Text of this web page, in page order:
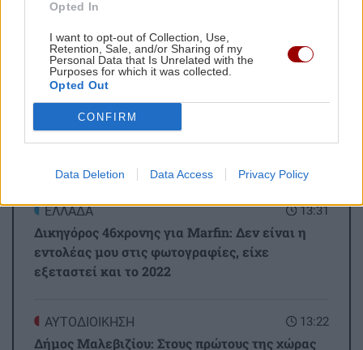
Opted In
I want to opt-out of Collection, Use,
Retention, Sale, and/or Sharing of my
Personal Data that Is Unrelated with the
Purposes for which it was collected.
Opted Out
CONFIRM
Data Deletion Data Access Privacy Policy
ΡΟΗ ΕΙΔΗΣΕΩΝ
ΚΟΙΝΩΝΙΑ
Θρίλερ στον Λυκαβηττό: Εντοπίστηκε σορός
13:31
ΕΛΛΑΔΑ
Δικηγόρος 46χρονης για Marfin: Δεν είναι η
εντολέας μου στις φωτογραφίες, είχε
εξεταστεί και το 2022
13:22
ΑΥΤΟΔΙΟΙΚΗΣΗ
Δήμος Μαλεβιζίου: Στους πρώτους της χώρας